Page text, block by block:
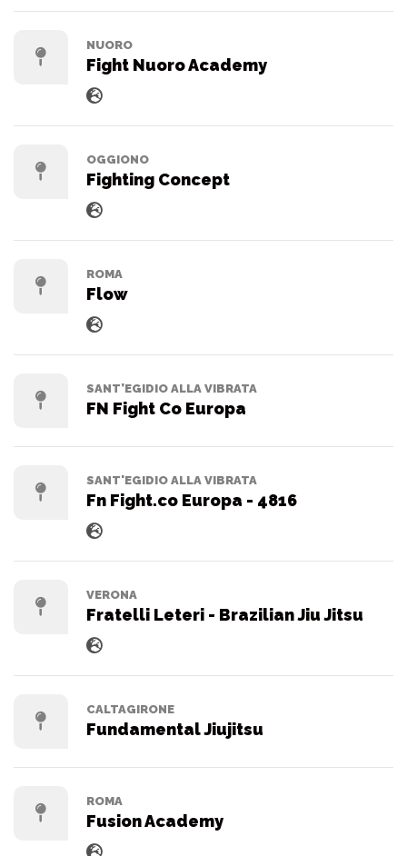
NUORO
Fight Nuoro Academy
OGGIONO
Fighting Concept
ROMA
Flow
SANT’EGIDIO ALLA VIBRATA
FN Fight Co Europa
SANT'EGIDIO ALLA VIBRATA
Fn Fight.co Europa - 4816
VERONA
Fratelli Leteri - Brazilian Jiu Jitsu
CALTAGIRONE
Fundamental Jiujitsu
ROMA
Fusion Academy